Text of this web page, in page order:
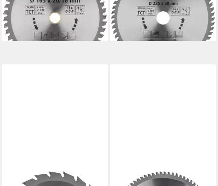
48 Zähne
lieferbar - in 2-3 Werktagen bei dir
64 Zähne
lieferbar - in 2-3 Werktagen bei dir
WOLFCRAFT WOLFCRAFT